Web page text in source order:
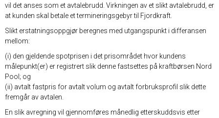
vil det anses som et avtalebrudd. Virkningen av et slikt avtalebrudd, er
at kunden skal betale et termineringsgebyr til Fjordkraft.
Slikt erstatningsoppgjør beregnes med utgangspunkt i differansen
mellom:
(i) den gjeldende spotprisen i det prisområdet hvor kundens
målepunkt(er) er registrert slik denne fastsettes på kraftbørsen Nord
Pool; og
(ii) avtalt fastpris for avtalt volum og avtalt forbruksprofil slik dette
fremgår av avtalen.
En slik avregning vil gjennomføres månedlig etterskuddsvis etter